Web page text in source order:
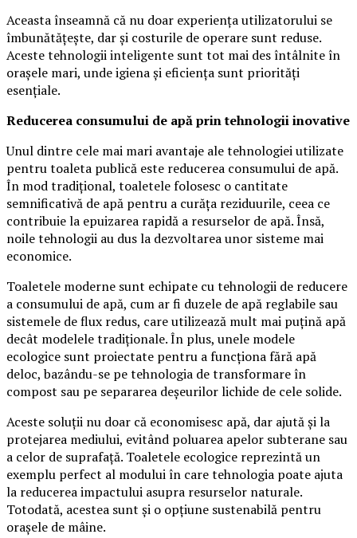
Aceasta înseamnă că nu doar experiența utilizatorului se
îmbunătățește, dar și costurile de operare sunt reduse.
Aceste tehnologii inteligente sunt tot mai des întâlnite în
orașele mari, unde igiena și eficiența sunt priorități
esențiale.
Reducerea consumului de apă prin tehnologii inovative
Unul dintre cele mai mari avantaje ale tehnologiei utilizate
pentru toaleta publică este reducerea consumului de apă.
În mod tradițional, toaletele folosesc o cantitate
semnificativă de apă pentru a curăța reziduurile, ceea ce
contribuie la epuizarea rapidă a resurselor de apă. Însă,
noile tehnologii au dus la dezvoltarea unor sisteme mai
economice.
Toaletele moderne sunt echipate cu tehnologii de reducere
a consumului de apă, cum ar fi duzele de apă reglabile sau
sistemele de flux redus, care utilizează mult mai puțină apă
decât modelele tradiționale. În plus, unele modele
ecologice sunt proiectate pentru a funcționa fără apă
deloc, bazându-se pe tehnologia de transformare în
compost sau pe separarea deșeurilor lichide de cele solide.
Aceste soluții nu doar că economisesc apă, dar ajută și la
protejarea mediului, evitând poluarea apelor subterane sau
a celor de suprafață. Toaletele ecologice reprezintă un
exemplu perfect al modului în care tehnologia poate ajuta
la reducerea impactului asupra resurselor naturale.
Totodată, acestea sunt și o opțiune sustenabilă pentru
orașele de mâine.